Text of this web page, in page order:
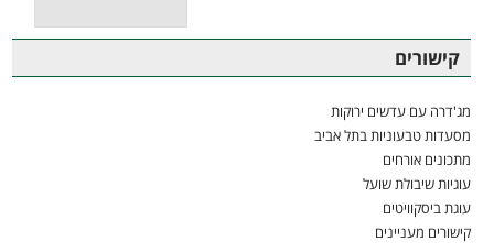
קישורים
מג'דרה עם עדשים ירוקות
מסעדות טבעוניות בתל אביב
מתכונים אורחים
עוגיות שיבולת שועל
עוגת ביסקוויטים
קישורים מעניינים